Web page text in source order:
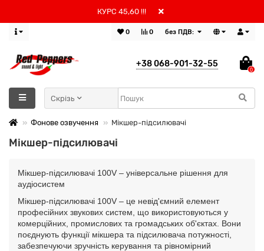
КУРС 45,60 !!!
без ПДВ:
0
0
+38 068-901-32-55
0
Скрізь
Фонове озвучення Мікшер-підсилювачі
Мікшер-підсилювачі
Мікшер-підсилювачі 100V – універсальне рішення для
аудіосистем
Мікшер-підсилювачі 100V – це невід'ємний елемент
професійних звукових систем, що використовуються у
комерційних, промислових та громадських об'єктах. Вони
поєднують функції мікшера та підсилювача потужності,
забезпечуючи зручність керування та рівномірний